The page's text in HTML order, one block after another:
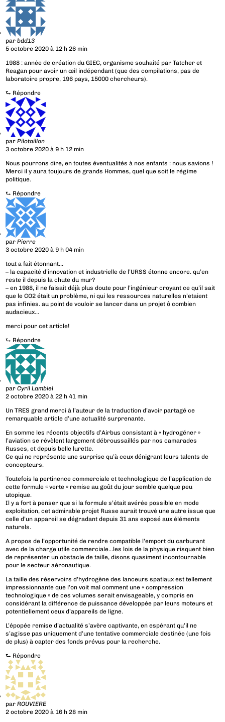
parbdd13
5 octobre 2020 à 12 h 26 min
1988 : année de création du GIEC, organisme souhaité par Tatcher et
Reagan pour avoir un œil indépendant (que des compilations, pas de
laboratoire propre, 196 pays, 15000 chercheurs).
⮑ Répondre
parPilotaillon
3 octobre 2020 à 9 h 12 min
Nous pourrons dire, en toutes éventualités à nos enfants : nous savions !
Merci il y aura toujours de grands Hommes, quel que soit le régime
politique.
⮑ Répondre
parPierre
3 octobre 2020 à 9 h 04 min
tout a fait étonnant…
– la capacité d’innovation et industrielle de l’URSS étonne encore. qu’en
reste il depuis la chute du mur?
– en 1988, il ne faisait déjà plus doute pour l’ingénieur croyant ce qu’il sait
que le CO2 était un problème, ni qui les ressources naturelles n’etaient
pas infinies. au point de vouloir se lancer dans un projet ô combien
audacieux…
merci pour cet article!
⮑ Répondre
parCyril Lambiel
2 octobre 2020 à 22 h 41 min
Un TRES grand merci à l’auteur de la traduction d’avoir partagé ce
remarquable article d’une actualité surprenante.
En somme les récents objectifs d’Airbus consistant à « hydrogéner »
l’aviation se révèlent largement débroussaillés par nos camarades
Russes, et depuis belle lurette.
Ce qui ne représente une surprise qu’à ceux dénigrant leurs talents de
concepteurs.
Toutefois la pertinence commerciale et technologique de l’application de
cette formule « verte » remise au goût du jour semble quelque peu
utopique.
Il y a fort à penser que si la formule s’était avérée possible en mode
exploitation, cet admirable projet Russe aurait trouvé une autre issue que
celle d’un appareil se dégradant depuis 31 ans exposé aux éléments
naturels.
A propos de l’opportunité de rendre compatible l’emport du carburant
avec de la charge utile commerciale…les lois de la physique risquent bien
de représenter un obstacle de taille, disons quasiment incontournable
pour le secteur aéronautique.
La taille des réservoirs d’hydrogène des lanceurs spatiaux est tellement
impressionnante que l’on voit mal comment une « compression
technologique » de ces volumes serait envisageable, y compris en
considérant la différence de puissance développée par leurs moteurs et
potentiellement ceux d’appareils de ligne.
L’épopée remise d’actualité s’avère captivante, en espérant qu’il ne
s’agisse pas uniquement d’une tentative commerciale destinée (une fois
de plus) à capter des fonds prévus pour la recherche.
⮑ Répondre
parROUVIERE
2 octobre 2020 à 16 h 28 min